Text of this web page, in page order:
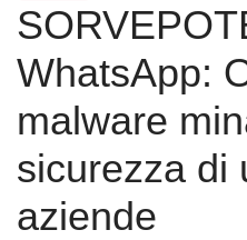
WhatsApp:
malware
sicurezza di
aziende